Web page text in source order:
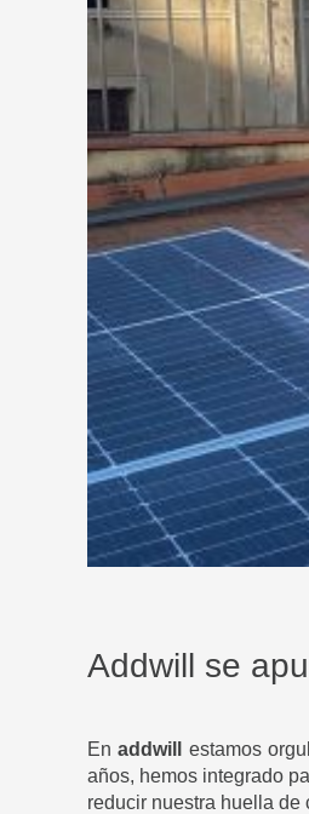
Addwill se
Enaddwill
estamos
años, hemos integrado
reducir nuestra huella de